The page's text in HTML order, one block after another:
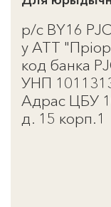
р/с BY16
у АТТ
код банка
УНП
Адрас ЦБУ
д. 15 корп.1